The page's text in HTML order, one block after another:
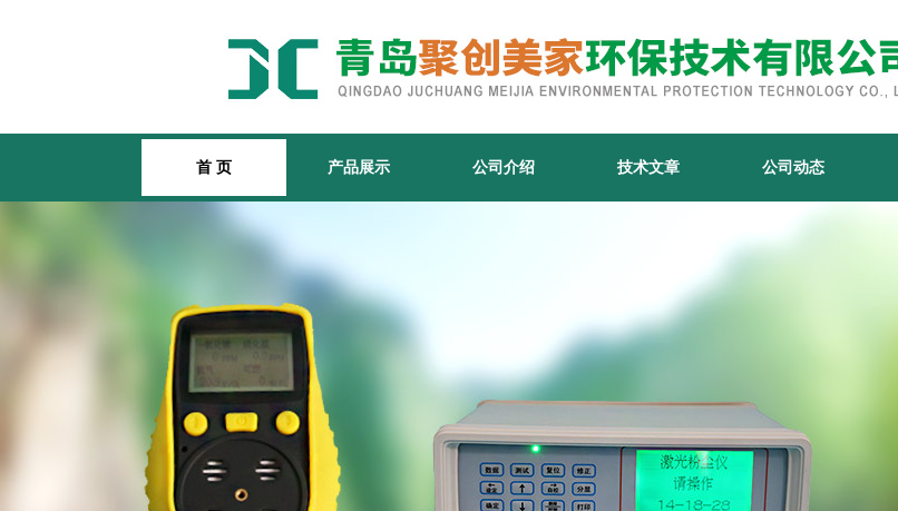
首 页 产品展示 公司介绍 技术文章 公司动态